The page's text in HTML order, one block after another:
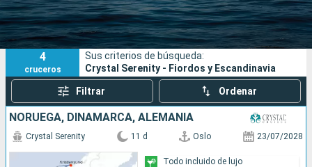
Puertos Compañías
Buscar
4
cruceros
Sus criterios de búsqueda:
Crystal Serenity - Fiordos y Escandinavia
Filtrar Ordenar
NORUEGA, DINAMARCA, ALEMANIA
Crystal Serenity 11 d Oslo 23/07/2028
Todo incluido de lujo